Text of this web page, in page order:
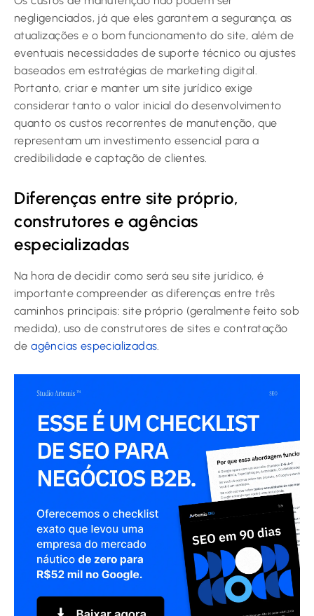
negligenciados, já que eles garantem a segurança, as
atualizações e o bom funcionamento do site, além de
eventuais necessidades de suporte técnico ou ajustes
baseados em estratégias de marketing digital.
Portanto, criar e manter um site jurídico exige
considerar tanto o valor inicial do desenvolvimento
quanto os custos recorrentes de manutenção, que
representam um investimento essencial para a
credibilidade e captação de clientes.
Diferenças entre site próprio,
construtores e agências
especializadas
Na hora de decidir como será seu site jurídico, é
importante compreender as diferenças entre três
caminhos principais: site próprio (geralmente feito sob
medida), uso de construtores de sites e contratação
deagências especializadas